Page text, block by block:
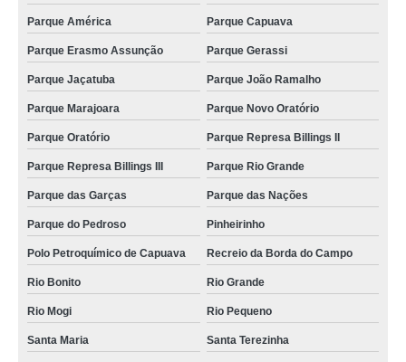
limpeza tártaro cachorro clínica Jardim Ana Maria
onde faz limpeza de tártaro para cães Rio Mogi
limpeza tártaro Parque do Pedroso
limpeza dentária canina Jardim Vila Rica
onde fazer limpeza de tártaro em cachorro Vila Gilda
tartarectomia em animais agendar Jardim Utinga
limpeza de tártaro canino Vila América
limpeza de tártaro para cães Vila Aquilino
limpeza de tártaro canina Vila Lucinda
Parque América Parque Capuava
Parque Erasmo Assunção Parque Gerassi
Parque Jaçatuba Parque João Ramalho
Parque Marajoara Parque Novo Oratório
Parque Oratório Parque Represa Billings II
Parque Represa Billings III Parque Rio Grande
Parque das Garças Parque das Nações
Parque do Pedroso Pinheirinho
Polo Petroquímico de Capuava Recreio da Borda do Campo
Rio Bonito Rio Grande
Rio Mogi Rio Pequeno
Santa Maria Santa Terezinha